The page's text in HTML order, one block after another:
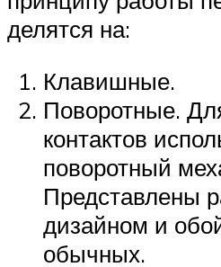
делятся на:
Клавишные.
Поворотные.
контактов
поворотный
Представлены
дизайном и
обычных.